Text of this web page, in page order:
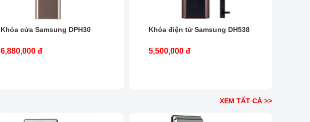
Khóa cửa Samsung DPH30
6,880,000 đ
Khóa điện tử Samsung DH538
5,500,000 đ
XEM TẤT CẢ >>